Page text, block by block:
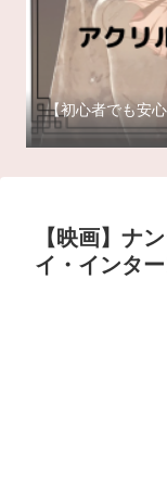
【初心者でも安
【映画】ナ
イ・インタ